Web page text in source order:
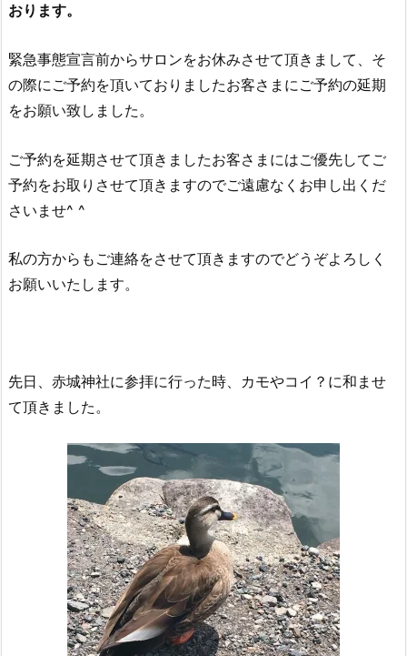
おります。
緊急事態宣言前からサロンをお休みさせて頂きまして、そ
の際にご予約を頂いておりましたお客さまにご予約の延期
をお願い致しました。
ご予約を延期させて頂きましたお客さまにはご優先してご
予約をお取りさせて頂きますのでご遠慮なくお申し出くだ
さいませ^ ^
私の方からもご連絡をさせて頂きますのでどうぞよろしく
お願いいたします。
先日、赤城神社に参拝に行った時、カモやコイ？に和ませ
て頂きました。